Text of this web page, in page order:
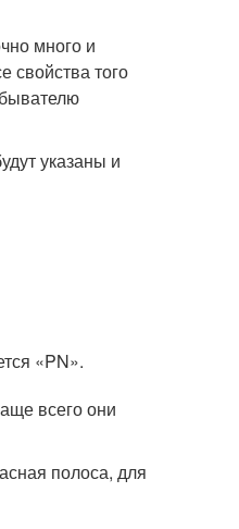
много и
свойства того
указаны и
«PN».
всего они
полоса, для